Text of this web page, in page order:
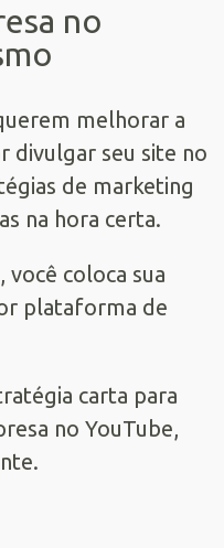
no
melhorar a
divulgar seu site no
de marketing
na hora certa.
coloca sua
plataforma de
carta para
no YouTube,